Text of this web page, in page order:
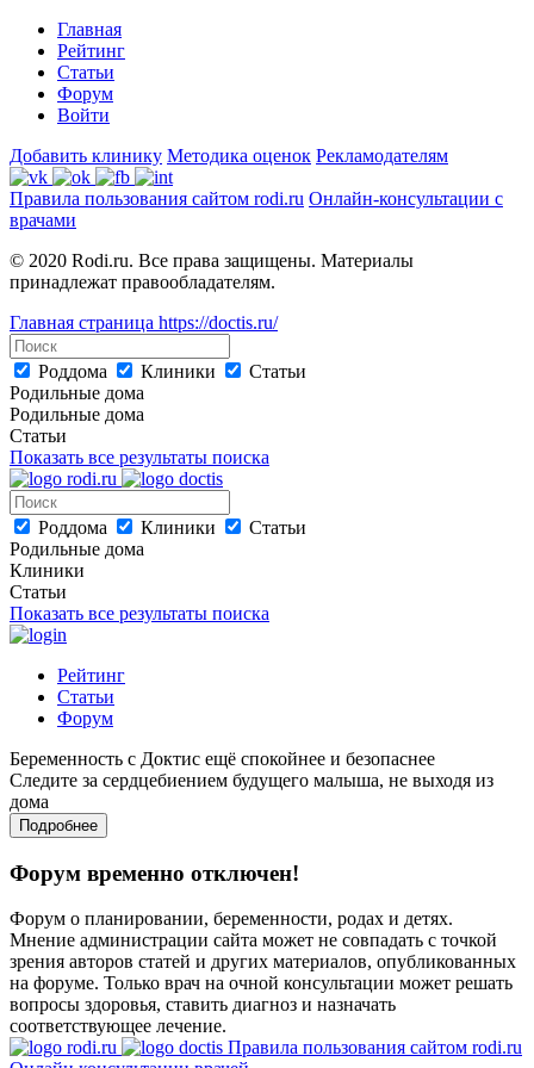
Главная
Рейтинг
Статьи
Форум
Войти
Добавить клинику Методика оценок Рекламодателям
Правила пользования сайтом rodi.ru Онлайн-консультации с
врачами
© 2020 Rodi.ru. Все права защищены. Материалы
принадлежат правообладателям.
Главная страница https://doctis.ru/
Роддома Клиники
Статьи
Родильные дома
Родильные дома
Статьи
Показать все результаты поиска
Роддома Клиники
Статьи
Родильные дома
Клиники
Статьи
Показать все результаты поиска
Рейтинг
Статьи
Форум
Беременность с Доктис ещё спокойнее и безопаснее
Следите за сердцебиением будущего малыша, не выходя из
дома
Подробнее
Форум временно отключен!
Форум о планировании, беременности, родах и детях.
Мнение администрации сайта может не совпадать с точкой
зрения авторов статей и других материалов, опубликованных
на форуме. Только врач на очной консультации может решать
вопросы здоровья, ставить диагноз и назначать
соответствующее лечение.
Правила пользования сайтом rodi.ru